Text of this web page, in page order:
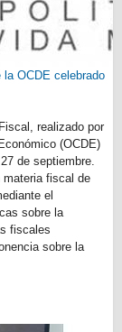
OCDE celebrado
realizado por
(OCDE)
de septiembre.
materia fiscal de
el
sobre la
fiscales
sobre la